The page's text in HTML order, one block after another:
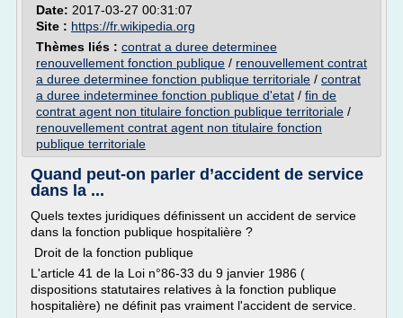
Date: 2017-03-27 00:31:07
Site : https://fr.wikipedia.org
Thèmes liés : contrat a duree determinee
renouvellement fonction publique / renouvellement contrat
a duree determinee fonction publique territoriale / contrat
a duree indeterminee fonction publique d'etat / fin de
contrat agent non titulaire fonction publique territoriale /
renouvellement contrat agent non titulaire fonction
publique territoriale
Quand peut-on parler d’accident de service
dans la ...
Quels textes juridiques définissent un accident de service
dans la fonction publique hospitalière ?
Droit de la fonction publique
L'article 41 de la Loi n°86-33 du 9 janvier 1986 (
dispositions statutaires relatives à la fonction publique
hospitalière) ne définit pas vraiment l'accident de service.